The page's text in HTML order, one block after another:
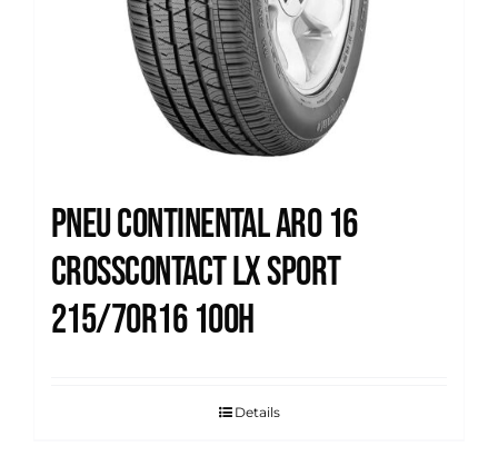
Pneu Continental Aro 16
Crosscontact Lx Sport
215/70R16 100H
Details